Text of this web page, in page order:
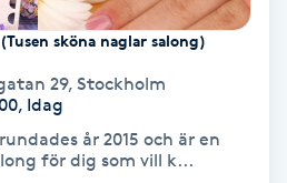
sköna naglar salong)
29, Stockholm
Idag
år 2015 och är en
för dig som vill k...